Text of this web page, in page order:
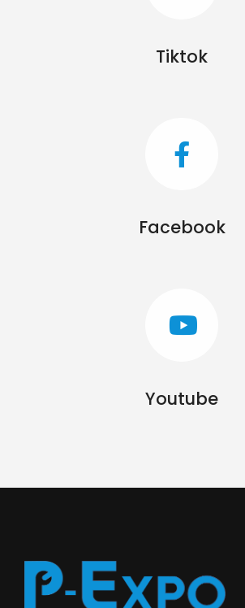
Tiktok
Facebook
Youtube